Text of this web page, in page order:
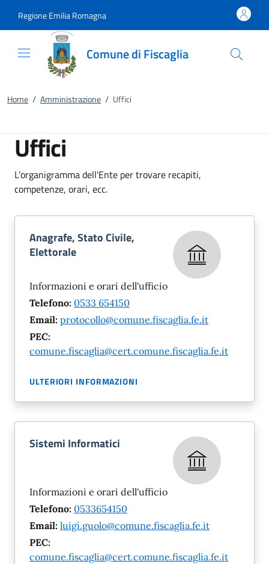
Regione Emilia Romagna
Comune di Fiscaglia
Home / Amministrazione / Uffici
Uffici
L'organigramma dell'Ente per trovare recapiti,
competenze, orari, ecc.
Anagrafe, Stato Civile,
Elettorale
Informazioni e orari dell'ufficio
Telefono: 0533 654150
Email: protocollo@comune.fiscaglia.fe.it
PEC:
comune.fiscaglia@cert.comune.fiscaglia.fe.it
ULTERIORI INFORMAZIONI
Sistemi Informatici
Informazioni e orari dell'ufficio
Telefono: 0533654150
Email: luigi.guolo@comune.fiscaglia.fe.it
PEC:
comune.fiscaglia@cert.comune.fiscaglia.fe.it